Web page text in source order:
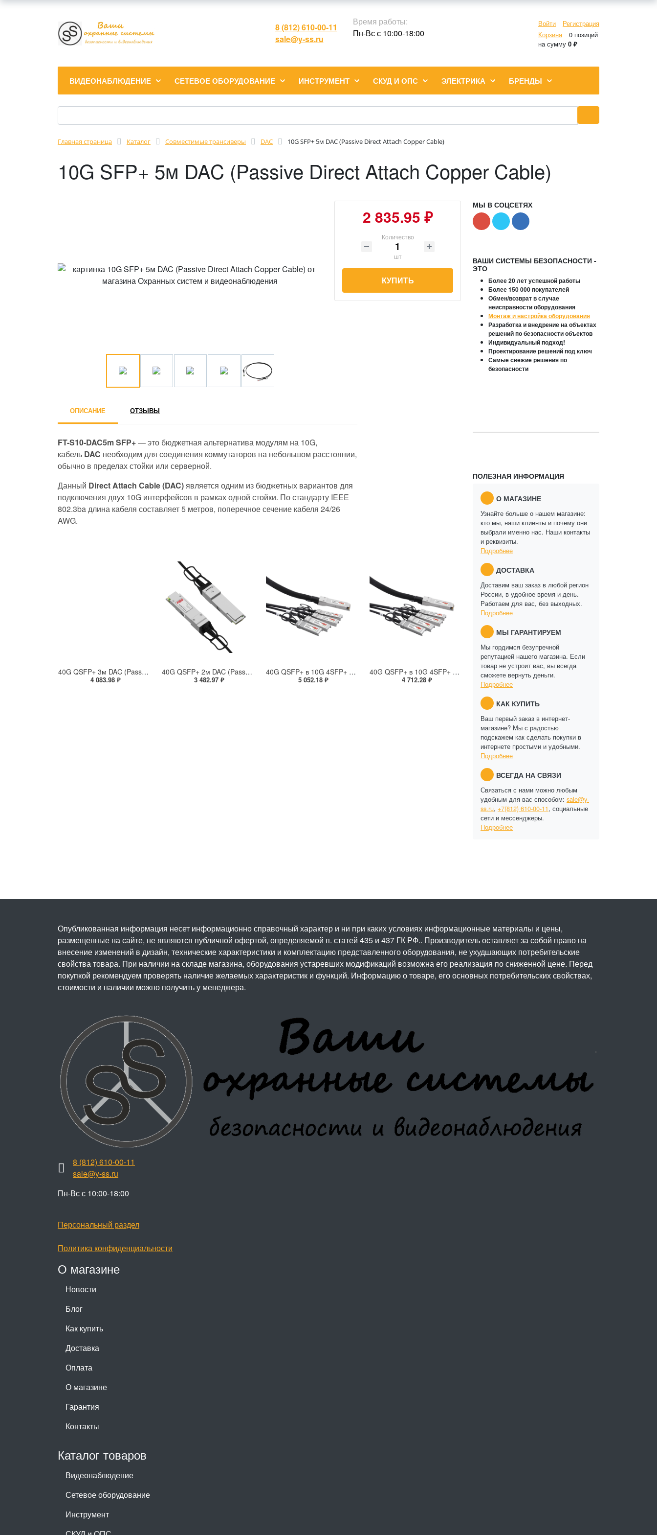
Войти
Регистрация
Корзина
0 позиций
на сумму 0 ₽
8 (812) 610-00-11
sale@y-ss.ru
Время работы:
Пн-Вс с 10:00-18:00
ВИДЕОНАБЛЮДЕНИЕ СЕТЕВОЕ ОБОРУДОВАНИЕ ИНСТРУМЕНТ СКУД И ОПС ЭЛЕКТРИКА БРЕНДЫ
Главная страница Каталог Совместимые трансиверы DAC 10G SFP+ 5м DAC (Passive Direct Attach Copper Cable)
10G SFP+ 5м DAC (Passive Direct Attach Copper Cable)
2 835.95 ₽
Количество
шт
КУПИТЬ
ОПИСАНИЕ ОТЗЫВЫ
FT-S10-DAC5m SFP+— это бюджетная альтернатива модулям на 10G,
кабель DAC необходим для соединения коммутаторов на небольшом расстоянии,
обычно в пределах стойки или серверной.
Данный Direct Attach Cable (DAC)является одним из бюджетных вариантов для
подключения двух 10G интерфейсов в рамках одной стойки. По стандарту IEEE
802.3ba длина кабеля составляет 5 метров, поперечное сечение кабеля 24/26
AWG.
40G QSFP+ 3м DAC (Passive Direct Attach Copper Cable)
4 083.98 ₽
40G QSFP+ 2м DAC (Passive Direct Attach Copper Cable)
3 482.97 ₽
40G QSFP+ в 10G 4SFP+ 3м BREAKOUT DAC (Passive Direct Attach Copper Breakout Cable)
5 052.18 ₽
40G QSFP+ в 10G 4SFP+ 2м BREAKOUT DAC (Passive Direct Attach Copper Breakout Cable)
4 712.28 ₽
МЫ В СОЦСЕТЯХ
ВАШИ СИСТЕМЫ БЕЗОПАСНОСТИ -
ЭТО
Более 20 лет успешной работы
Более 150 000 покупателей
Обмен/возврат в случае
неисправности оборудования
Монтаж и настройка оборудования
Разработка и внедрение на объектах
решений по безопасности объектов
Индивидуальный подход!
Проектирование решений под ключ
Самые свежие решения по
безопасности
ПОЛЕЗНАЯ ИНФОРМАЦИЯ
О МАГАЗИНЕ
Узнайте больше о нашем магазине:
кто мы, наши клиенты и почему они
выбрали именно нас. Наши контакты
и реквизиты.
Подробнее
ДОСТАВКА
Доставим ваш заказ в любой регион
России, в удобное время и день.
Работаем для вас, без выходных.
Подробнее
МЫ ГАРАНТИРУЕМ
Мы гордимся безупречной
репутацией нашего магазина. Если
товар не устроит вас, вы всегда
сможете вернуть деньги.
Подробнее
КАК КУПИТЬ
Ваш первый заказ в интернет-
магазине? Мы с радостью
подскажем как сделать покупки в
интернете простыми и удобными.
Подробнее
ВСЕГДА НА СВЯЗИ
Связаться с нами можно любым
удобным для вас способом: sale@y-
ss.ru, +7(812) 610-00-11, социальные
сети и мессенджеры.
Подробнее
О магазине
Новости
Блог
Как купить
Доставка
Оплата
О магазине
Гарантия
Контакты
Каталог товаров
Видеонаблюдение
Сетевое оборудование
Инструмент
8 (812) 610-00-11
sale@y-ss.ru
Пн-Вс с 10:00-18:00
Персональный раздел
Политика конфиденциальности
Опубликованная информация несет информационно справочный характер и ни при каких условиях информационные материалы и цены,
размещенные на сайте, не являются публичной офертой, определяемой п. статей 435 и 437 ГК РФ.. Производитель оставляет за собой право на
внесение изменений в дизайн, технические характеристики и комплектацию представленного оборудования, не ухудшающих потребительские
свойства товара. При наличии на складе магазина, оборудования устаревших модификаций возможна его реализация по сниженной цене. Перед
покупкой рекомендуем проверять наличие желаемых характеристик и функций. Информацию о товаре, его основных потребительских свойствах,
стоимости и наличии можно получить у менеджера.